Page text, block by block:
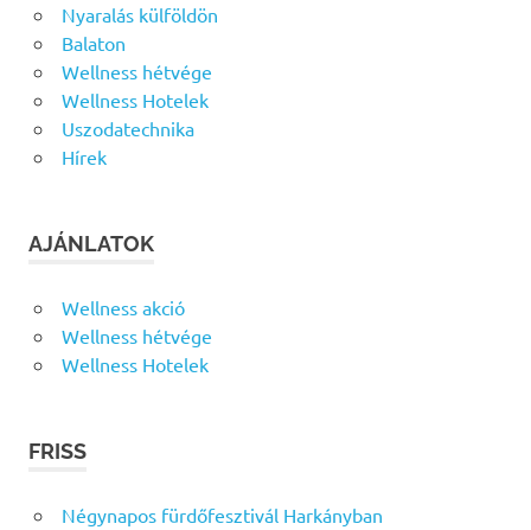
Nyaralás külföldön
Balaton
Wellness hétvége
Wellness Hotelek
Uszodatechnika
Hírek
AJÁNLATOK
Wellness akció
Wellness hétvége
Wellness Hotelek
FRISS
Négynapos fürdőfesztivál Harkányban